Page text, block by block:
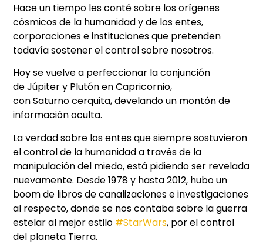
Hace un tiempo les conté sobre los orígenes
cósmicos de la humanidad y de los entes,
corporaciones e instituciones que pretenden
todavía sostener el control sobre nosotros.
Hoy se vuelve a perfeccionar la conjunción
de Júpiter y Plutón en Capricornio,
con Saturno cerquita, develando un montón de
información oculta.
La verdad sobre los entes que siempre sostuvieron
el control de la humanidad a través de la
manipulación del miedo, está pidiendo ser revelada
nuevamente. Desde 1978 y hasta 2012, hubo un
boom de libros de canalizaciones e investigaciones
al respecto, donde se nos contaba sobre la guerra
estelar al mejor estilo #StarWars, por el control
del planeta Tierra.